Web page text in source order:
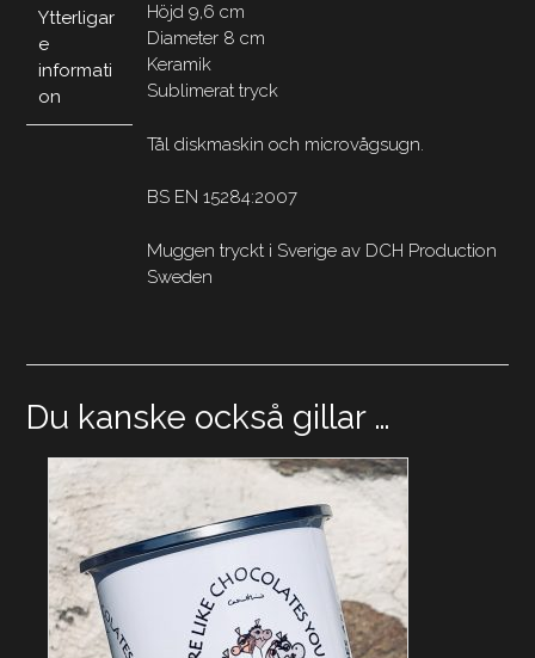
Ytterligar
e
informati
on
Höjd 9,6 cm
Diameter 8 cm
Keramik
Sublimerat tryck
Tål diskmaskin och microvågsugn.
BS EN 15284:2007
Muggen tryckt i Sverige av DCH Production
Sweden
Du kanske också gillar …